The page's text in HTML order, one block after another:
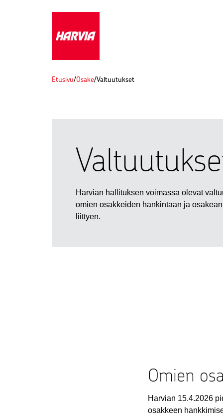
Etusivu/Osake/Valtuutukset
Harvian hallituksen voimassa olevat
omien osakkeiden hankintaan ja
liittyen.
Omien
Harvian 15.4.2026
osakkeen